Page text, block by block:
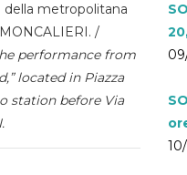
della metropolitana
/
performance from
located in Piazza
station before Via